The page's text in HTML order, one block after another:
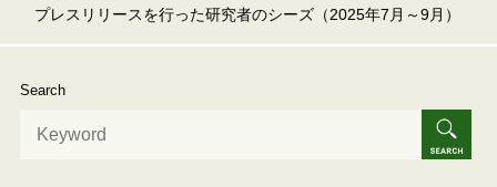
プレスリリースを行った研究者のシーズ（2025年7月～9月）
Search